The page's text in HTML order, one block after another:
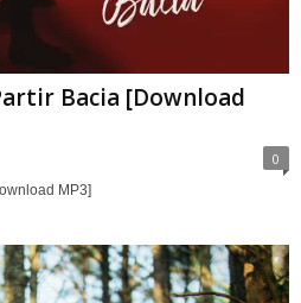
Bacia [Download
0
MP3]